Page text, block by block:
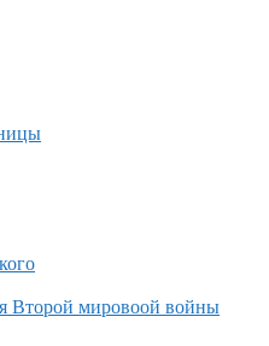
Второй мировоой войны